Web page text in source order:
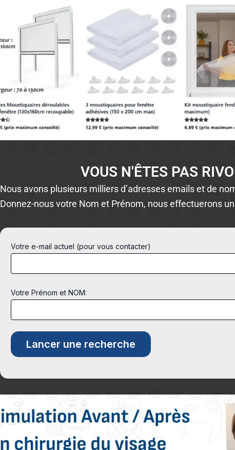
VOUS N'ÊTES PAS
Nous avons plusieurs milliers d’adresses emails et de
Donnez-nous votre Nom et Prénom, nous effectuerons
Votre e-mail actuel (pour vous contacter)
Votre Prénom et NOM: